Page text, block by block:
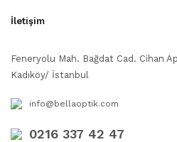
İletişim
Feneryolu Mah. Bağdat Cad. Cihan
Kadıköy/ İstanbul
info@bellaoptik.com
0216 337 42 47